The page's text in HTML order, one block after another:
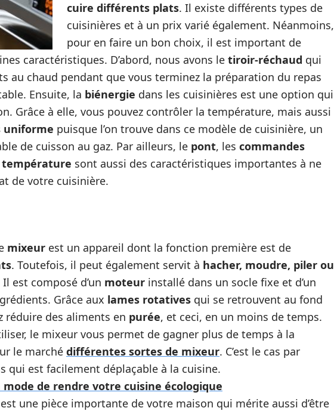
cuire différents plats. Il existe différents types de
cuisinières et à un prix varié également. Néanmoins,
pour en faire un bon choix, il est important de
caractéristiques. D’abord, nous avons le tiroir-réchaud qui
au chaud pendant que vous terminez la préparation du repas
Ensuite, la biénergie dans les cuisinières est une option qui
Grâce à elle, vous pouvez contrôler la température, mais aussi
uniforme puisque l’on trouve dans ce modèle de cuisinière, un
de cuisson au gaz. Par ailleurs, le pont, les commandes
température sont aussi des caractéristiques importantes à ne
de votre cuisinière.
mixeur est un appareil dont la fonction première est de
. Toutefois, il peut également servit à hacher, moudre, piler ou
Il est composé d’un moteur installé dans un socle fixe et d’un
Grâce aux lames rotatives qui se retrouvent au fond
réduire des aliments en purée, et ceci, en un moins de temps.
le mixeur vous permet de gagner plus de temps à la
le marché différentes sortes de mixeur. C’est le cas par
qui est facilement déplaçable à la cuisine.
mode de rendre votre cuisine écologique
une pièce importante de votre maison qui mérite aussi d’être